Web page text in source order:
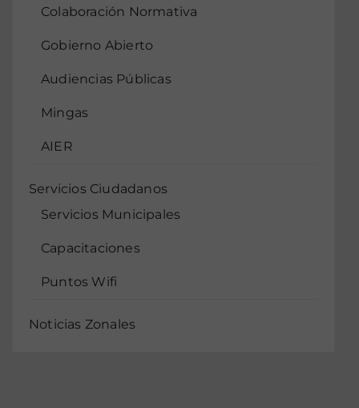
Colaboración Normativa
Gobierno Abierto
Audiencias Públicas
Mingas
AIER
Servicios Ciudadanos
Servicios Municipales
Capacitaciones
Puntos Wifi
Noticias Zonales